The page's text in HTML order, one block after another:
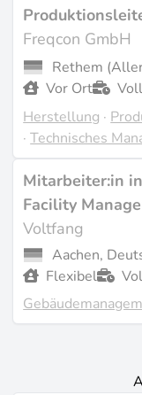
kann, holt einen
ist jemand, der
Content-Regeln
jede
wird zunehmend
unterscheidet
Lieferkette im
Zuletzt
melden
Freqcon GmbH
Rethem
Vor Ort
Herstellung ·
·Technisches
Mitarbeiter:in
Facility
Voltfang
Aachen,
Flexibel